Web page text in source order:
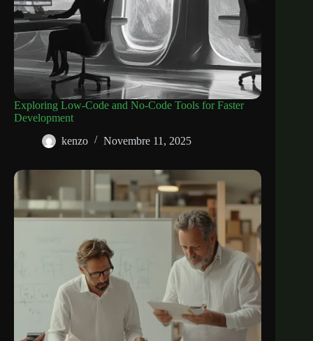
Exploring Low-Code and No-Code Tools for Faster
Development
kenzo
Novembre 11, 2025